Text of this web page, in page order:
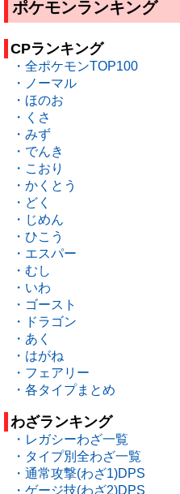
ポケモンランキング
CPランキング
・全ポケモンTOP100
・ノーマル
・ほのお
・くさ
・みず
・でんき
・こおり
・かくとう
・どく
・じめん
・ひこう
・エスパー
・むし
・いわ
・ゴースト
・ドラゴン
・あく
・はがね
・フェアリー
・各タイプまとめ
わざランキング
・レガシーわざ一覧
・タイプ別全わざ一覧
・通常攻撃(わざ1)DPS
・ゲージ技(わざ2)DPS